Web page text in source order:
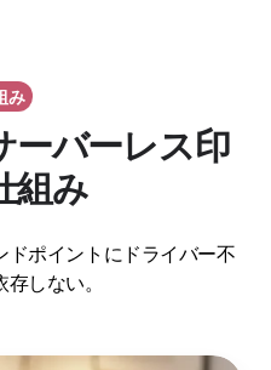
み
ーバーレス印
組み
ドポイントにドライバー不
しない。